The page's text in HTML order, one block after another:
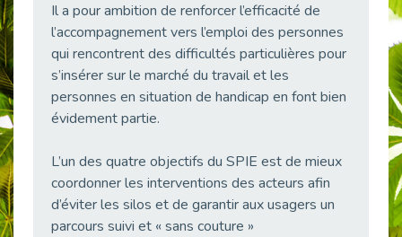
Handicap et emploi : une matinée pour briser les tabous
Publié le 21/05/2026
L’alternance : un levier stratégique pour recruter et inclure durablement
Publié le 18/05/2026
Publié le 12/05/2026
CAP EMPLOI 92 : L’inclusion portée à son sommet, bien au-delà des quotas
Publié le 12/05/2026
38 vidéos pour comprendre et agir durablement
Publié le 04/05/2026
Il a pour ambition de renforcer l’efficacité de
l’accompagnement vers l’emploi des personnes
qui rencontrent des difficultés particulières pour
s’insérer sur le marché du travail et les
personnes en situation de handicap en font bien
évidement partie.
L’un des quatre objectifs du SPIE est de mieux
coordonner les interventions des acteurs afin
d’éviter les silos et de garantir aux usagers un
parcours suivi et « sans couture »